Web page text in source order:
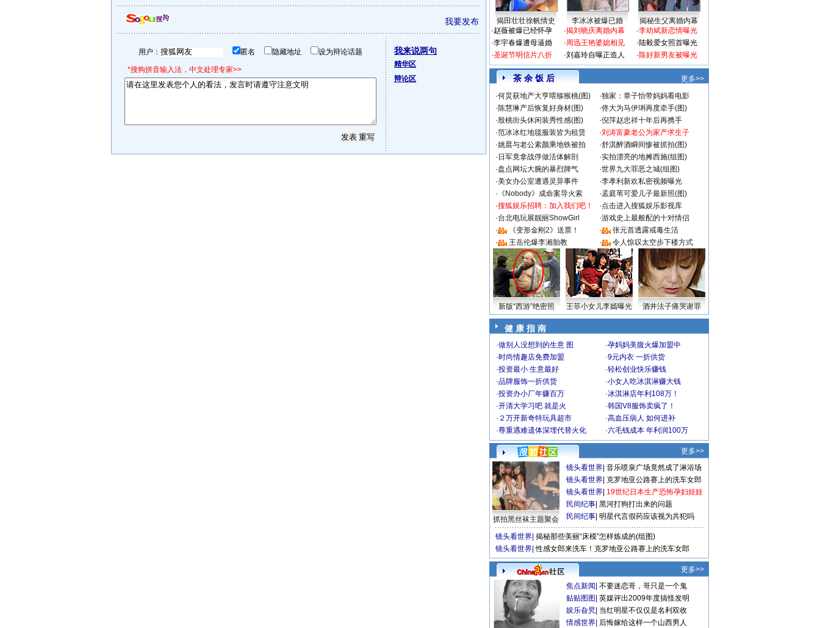
我要发布
用户： 匿名 隐藏地址 设为辩论话题
*搜狗拼音输入法，中文处理专家>>
我来说两句
精华区
辩论区
揭田壮壮徐帆情史 李冰冰被爆已婚
揭秘生父离婚内幕
·赵薇被爆已经怀孕
·李宇春爆遭母逼婚
·圣诞节明信片八折
·揭刘晓庆离婚内幕
·周迅王艳婆媳相见
·刘嘉玲自曝正造人
·李幼斌新恋情曝光
·陆毅爱女照首曝光
·陈好新男友被曝光
茶 余 饭 后
更多>>
·何炅获地产大亨喂猕猴桃(图) ·独家：章子怡带妈妈看电影
·陈慧琳产后恢复好身材(图) ·佟大为马伊琍再度牵手(图)
·殷桃街头休闲装秀性感(图) ·倪萍赵忠祥十年后再携手
·范冰冰红地毯服装皆为租赁 ·刘涛富豪老公为家产求生子
·姚晨与老公素颜乘地铁被拍 ·舒淇醉酒瞬间惨被抓拍(图)
· 日军竟拿战俘做活体解剖 ·实拍漂亮的地摊西施(组图)
·盘点网坛大腕的暴烈脾气 ·世界九大罪恶之城(组图)
·美女办公室遭遇灵异事件 ·李孝利新欢私密视频曝光
· 《Nobody》成命案导火索 ·孟庭苇可爱儿子最新照(图)
·搜狐娱乐招聘：加入我们吧！ ·点击进入搜狐娱乐影视库
·台北电玩展靓丽ShowGirl ·游戏史上最般配的十对情侣
·
《变形金刚2》送票！ ·
张元首透露戒毒生活
·
王岳伦爆李湘胎教 · 令人惊叹太空步下楼方式
新版“西游”绝密照 王菲小女儿李嫣曝光 酒井法子痛哭谢罪
健 康 指 南
·做别人没想到的生意 图 ·孕妈妈美腹火爆加盟中
·时尚情趣店免费加盟 ·9元内衣 一折供货
·投资最小 生意最好 ·轻松创业快乐赚钱
·品牌服饰一折供货 ·小女人吃冰淇淋赚大钱
·投资办小厂年赚百万 ·冰淇淋店年利108万！
·开清大学习吧 就是火 ·韩国V8服饰卖疯了！
· ２万开新奇特玩具超市 ·高血压病人 如何进补
·尊重遇难遗体深埋代替火化 ·六毛钱成本 年利润100万
更多>>
抓拍黑丝袜主题聚会
镜头看世界 音乐喷泉广场竟然成了淋浴场
镜头看世界 克罗地亚公路赛上的洗车女郎
镜头看世界 19世纪日本生产恐怖孕妇娃娃
民间纪事 黑河打狗打出来的问题
民间纪事 明星代言假药应该视为共犯吗
镜头看世界 揭秘那些美丽“床模”怎样炼成的(组图)
镜头看世界 性感女郎来洗车！克罗地亚公路赛上的洗车女郎
更多>>
焦点新闻 不要迷恋哥，哥只是一个鬼
贴贴图图 英媒评出2009年度搞怪发明
娱乐旮旯 当红明星不仅仅是名利双收
情感世界 后悔嫁给这样一个山西男人